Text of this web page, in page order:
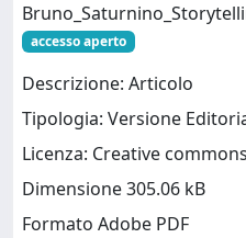
accesso aperto
Descrizione: Articolo
Tipologia: Versione
Licenza: Creative commons
Dimensione 305.06 kB
Formato Adobe PDF